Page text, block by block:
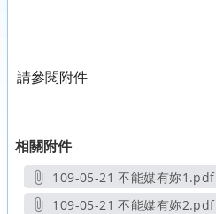
請參閱附件
相關附件
109-05-21 不能媒有妳1.pdf
另開新視窗
109-05-21 不能媒有妳2.pdf